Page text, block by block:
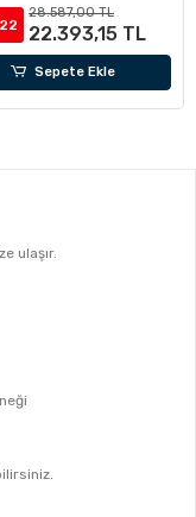
28.587,00 TL
22.393,15 TL
Sepete Ekle
ulaşır.